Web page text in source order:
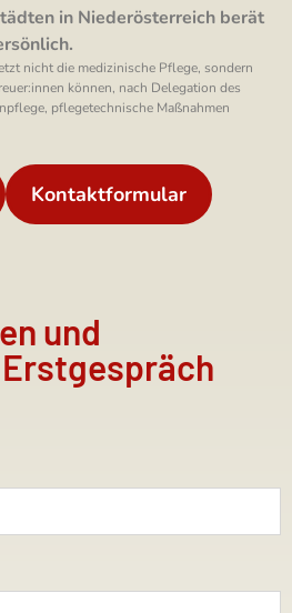
in Niederösterreich berät
nicht die medizinische Pflege, sondern
können, nach Delegation des
pflegetechnische Maßnahmen
Kontaktformular
und